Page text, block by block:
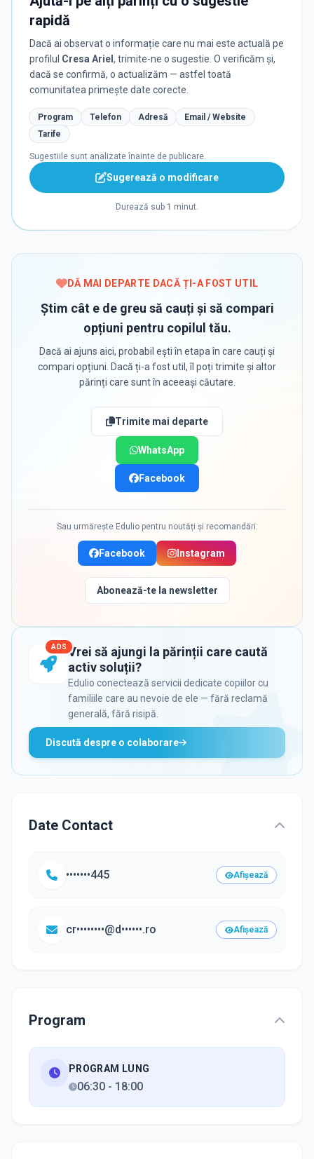
rapidă
Dacă ai observat o informație care nu mai este actuală pe
profilul Cresa Ariel , trimite-ne o sugestie. O verificăm și,
dacă se confirmă, o actualizăm — astfel toată
comunitatea primește date corecte.
Program Telefon Adresă
Email / Website
Tarife
Sugestiile sunt analizate înainte de publicare.
Sugerează o modificare
Durează sub 1 minut.
DĂ MAI DEPARTE DACĂ ȚI-A FOST UTIL
Știm cât e de greu să cauți și să compari
opțiuni pentru copilul tău.
Dacă ai ajuns aici, probabil ești în etapa în care cauți și
compari opțiuni. Dacă ți-a fost util, îl poți trimite și altor
părinți care sunt în aceeași căutare.
Trimite mai departe
WhatsApp
Facebook
Sau urmărește Edulio pentru noutăți și recomandări:
Facebook Instagram
Abonează-te la newsletter
ADS Vrei să ajungi la părinții care caută
activ soluții?
Edulio conectează servicii dedicate copiilor cu
familiile care au nevoie de ele — fără reclamă
generală, fără risipă.
Discută despre o colaborare
Date Contact
•••••••445 Afișează
cr••••••••@d••••••.ro Afișează
Program
PROGRAM LUNG
06:30 - 18:00